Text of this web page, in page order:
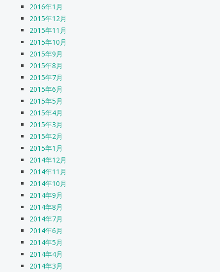
2016年1月
2015年12月
2015年11月
2015年10月
2015年9月
2015年8月
2015年7月
2015年6月
2015年5月
2015年4月
2015年3月
2015年2月
2015年1月
2014年12月
2014年11月
2014年10月
2014年9月
2014年8月
2014年7月
2014年6月
2014年5月
2014年4月
2014年3月